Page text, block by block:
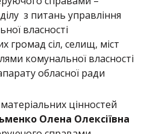
з питань управління
власності
громад сіл, селищ, міст
комунальної власності
обласної ради
цінностей
Олена Олексіївна